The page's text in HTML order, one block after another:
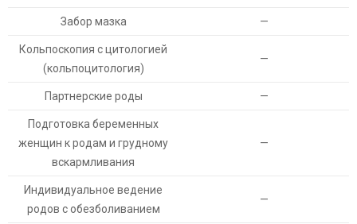
Забор мазка —
Кольпоскопия с цитологией
(кольпоцитология)
—
Партнерские роды —
Подготовка беременных
женщин к родам и грудному
вскармливания
—
Индивидуальное ведение
родов с обезболиванием
—